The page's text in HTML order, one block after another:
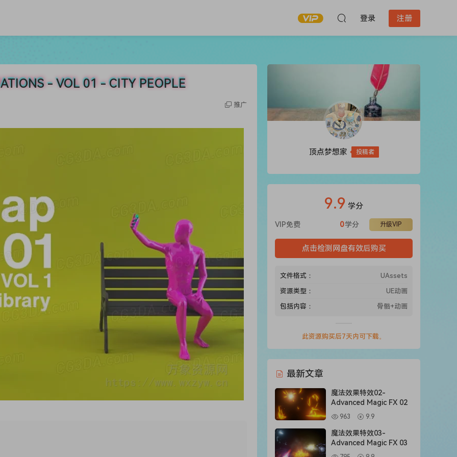
登录 注册
- VOL 01 - CITY PEOPLE
推广
顶点梦想家 投稿者
9.9 学分
VIP免费 升级VIP
0学分
点击检测网盘有效后购买
文件格式：
UAssets
资源类型：
UE动画
包括内容：
骨骼+动画
此资源购买后7天内可下载。
最新文章
魔法效果特效02-
Advanced Magic FX 02
963 9.9
魔法效果特效03-
Advanced Magic FX 03